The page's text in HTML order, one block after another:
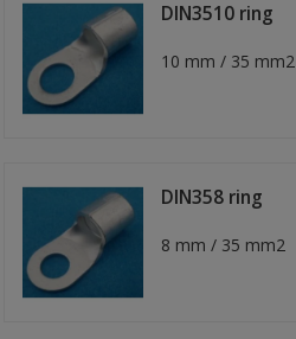
DIN3510 ring
10 mm / 35 mm2
DIN358 ring
8 mm / 35 mm2